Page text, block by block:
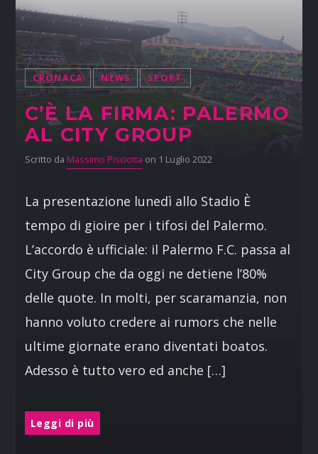
CRONACA NEWS SPORT
C’È LA FIRMA: PALERMO
AL CITY GROUP
Scritto da Massimo Pisciotta on 1 Luglio 2022
La presentazione lunedì allo Stadio È
tempo di gioire per i tifosi del Palermo.
L’accordo è ufficiale: il Palermo F.C. passa al
City Group che da oggi ne detiene l’80%
delle quote. In molti, per scaramanzia, non
hanno voluto credere ai rumors che nelle
ultime giornate erano diventati boatos.
Adesso è tutto vero ed anche […]
Leggi di più